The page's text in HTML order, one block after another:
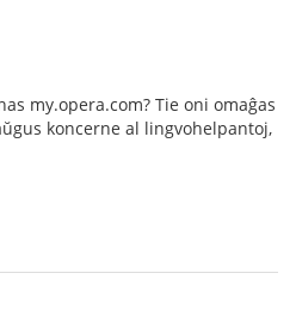
my.opera.com? Tie oni omaĝas
koncerne al lingvohelpantoj,